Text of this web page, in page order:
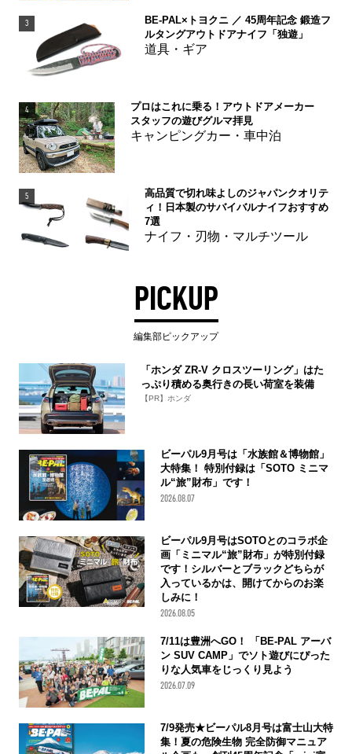
3
BE-PAL×トヨクニ ／ 45周年記念 鍛造フ
ルタングアウトドアナイフ「独遊」
道具・ギア
4
プロはこれに乗る！アウトドアメーカー
スタッフの遊びグルマ拝見
キャンピングカー・車中泊
5
高品質で切れ味よしのジャパンクオリテ
ィ！日本製のサバイバルナイフおすすめ
7選
ナイフ・刃物・マルチツール
PICKUP
編集部ピックアップ
「ホンダ ZR-V クロスツーリング」はた
っぷり積める奥行きの長い荷室を装備
【PR】ホンダ
ビーパル9月号は「水族館＆博物館」
大特集！ 特別付録は「SOTO ミニマ
ル“旅”財布」です！
2026.08.07
ビーパル9月号はSOTOとのコラボ企
画「ミニマル“旅”財布」が特別付録
です！シルバーとブラックどちらが
入っているかは、開けてからのお楽
しみに！
2026.08.05
7/11は豊洲へGO！ 「BE-PAL アーバ
ン SUV CAMP」でソト遊びにぴった
りな人気車をじっくり見よう
2026.07.09
7/9発売★ビーパル8月号は富士山大特
集！夏の危険生物 完全防御マニュア